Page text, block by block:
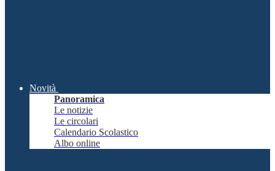
Novità
Panoramica
Le notizie
Le circolari
Calendario Scolastico
Albo online